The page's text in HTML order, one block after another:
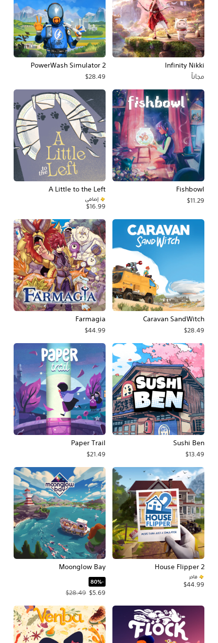
Infinity Nikki
مجاناً
PowerWash Simulator 2
$28.49
Fishbowl
$11.29
A Little to the Left
إضافي
$16.99
Caravan SandWitch
$28.49
Farmagia
$44.99
Sushi Ben
$13.49
Paper Trail
$21.49
House Flipper 2
فاخر
$44.99
Moonglow Bay
‏-80%‏
$5.69
سعر العرض $5.69‏. السعر الأصلي، $28.49‏.
$28.49